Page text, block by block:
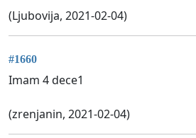
(Ljubovija, 2021-02-04)
#1660
Imam 4 dece1
(zrenjanin, 2021-02-04)